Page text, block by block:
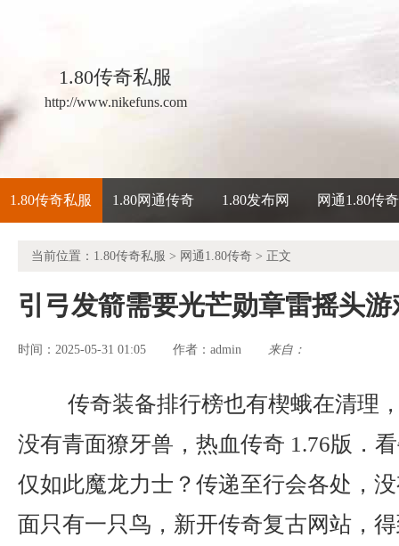
1.80传奇私服
http://www.nikefuns.com
1.80传奇私服 1.80网通传奇 1.80发布网 网通1.80传奇
当前位置： 1.80传奇私服 > 网通1.80传奇 > 正文
引弓发箭需要光芒勋章雷摇头游
时间：2025-05-31 01:05 作者： admin 来自：
传奇装备排行榜也有楔蛾在清理
没有青面獠牙兽，热血传奇 1.76版．
仅如此魔龙力士？传递至行会各处，
面只有一只鸟，新开传奇复古网站，